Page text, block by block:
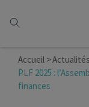
Accueil
Actualités
PLF 2025 :
finances